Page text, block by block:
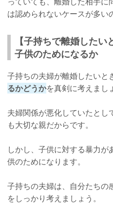
は認められないケースが多い
【子持ちで離婚した
子供のためになるか
子持ちの夫婦が離婚したいと
るかどうかを真剣に考えまし
夫婦関係が悪化していたとし
も大切な親だからです。
しかし、子供に対する暴力
供のためになります。
子持ちの夫婦は、自分たちの
をしっかり考えましょう。